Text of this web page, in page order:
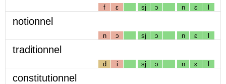
f ɛ sj ɔ n ɛ l
notionnel
n ɔ sj ɔ n ɛ l
traditionnel
d i sj ɔ n ɛ l
constitutionnel